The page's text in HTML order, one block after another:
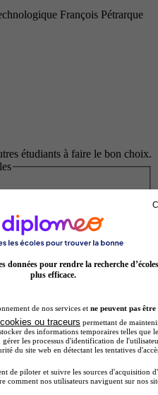
François Pétrarque
étudiants à faire le bon choix.
données pour rendre la recherche
plus efficace.
de nos services et ne peuvent pas être
ou traceurs permettant de
des informations temporaires telles que
les processus d'identification de
du site web en détectant les tentatives
de piloter et suivre les sources d'acquisition
comment nos utilisateurs naviguent sur nos